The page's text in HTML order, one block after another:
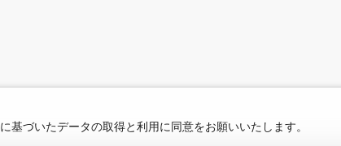
に基づいたデータの取得と利用に同意をお願いいたします。